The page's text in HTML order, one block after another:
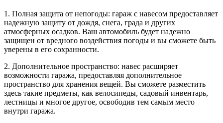
1. Полная защита от непогоды: гараж с навесом предоставляет
надежную защиту от дождя, снега, града и других
атмосферных осадков. Ваш автомобиль будет надежно
защищен от вредного воздействия погоды и вы сможете быть
уверены в его сохранности.
2. Дополнительное пространство: навес расширяет
возможности гаража, предоставляя дополнительное
пространство для хранения вещей. Вы сможете разместить
здесь такие предметы, как велосипеды, садовый инвентарь,
лестницы и многое другое, освободив тем самым место
внутри гаража.